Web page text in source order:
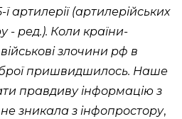
ї артилерії (артилерійських
- ред.). Коли країни-
злочини рф в
пришвидшилось. Наше
правдиву інформацію з
зникала з інфопростору,